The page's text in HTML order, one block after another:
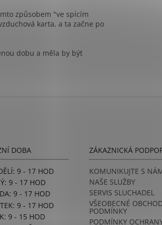
způsobem "ve spícím
karta, a ta začne po
dobu a měla by být
DOBA
9 - 17 HOD
9 - 17 HOD
9 - 17 HOD
9 - 17 HOD
9 - 15 HOD
ZÁKAZNICKÁ
KOMUNIKUJTE S
NAŠE SLUŽBY
SERVIS SLUCHADEL
VŠEOBECNÉ
PODMÍNKY
PODMÍNKY